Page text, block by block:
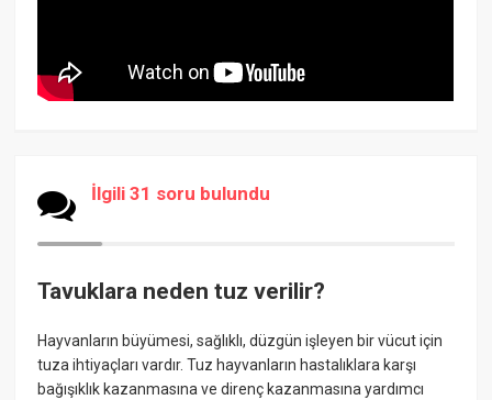
İlgili 31 soru bulundu
Tavuklara neden tuz verilir?
Hayvanların büyümesi, sağlıklı, düzgün işleyen bir vücut için
tuza ihtiyaçları vardır. Tuz hayvanların hastalıklara karşı
bağışıklık kazanmasına ve direnç kazanmasına yardımcı